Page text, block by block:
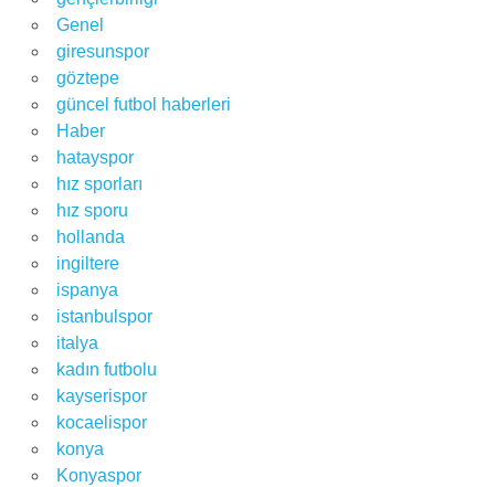
Genel
giresunspor
göztepe
güncel futbol haberleri
Haber
hatayspor
hız sporları
hız sporu
hollanda
ingiltere
ispanya
istanbulspor
italya
kadın futbolu
kayserispor
kocaelispor
konya
Konyaspor